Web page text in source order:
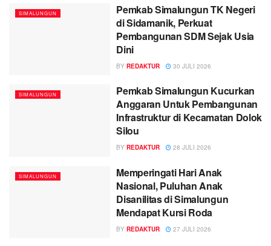
SIMALUNGUN
Pemkab Simalungun TK Negeri
di Sidamanik, Perkuat
Pembangunan SDM Sejak Usia
Dini
BY REDAKTUR 30 JULI 2026
SIMALUNGUN
Pemkab Simalungun Kucurkan
Anggaran Untuk Pembangunan
Infrastruktur di Kecamatan Dolok
Silou
BY REDAKTUR 28 JULI 2026
SIMALUNGUN
Memperingati Hari Anak
Nasional, Puluhan Anak
Disanilitas di Simalungun
Mendapat Kursi Roda
BY REDAKTUR 27 JULI 2026